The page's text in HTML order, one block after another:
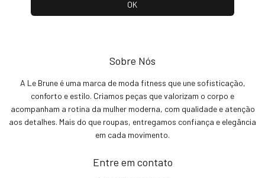
Sobre Nós
A Le Brune é uma marca de moda fitness que une sofisticação,
conforto e estilo. Criamos peças que valorizam o corpo e
acompanham a rotina da mulher moderna, com qualidade e atenção
aos detalhes. Mais do que roupas, entregamos confiança e elegância
em cada movimento.
Entre em contato